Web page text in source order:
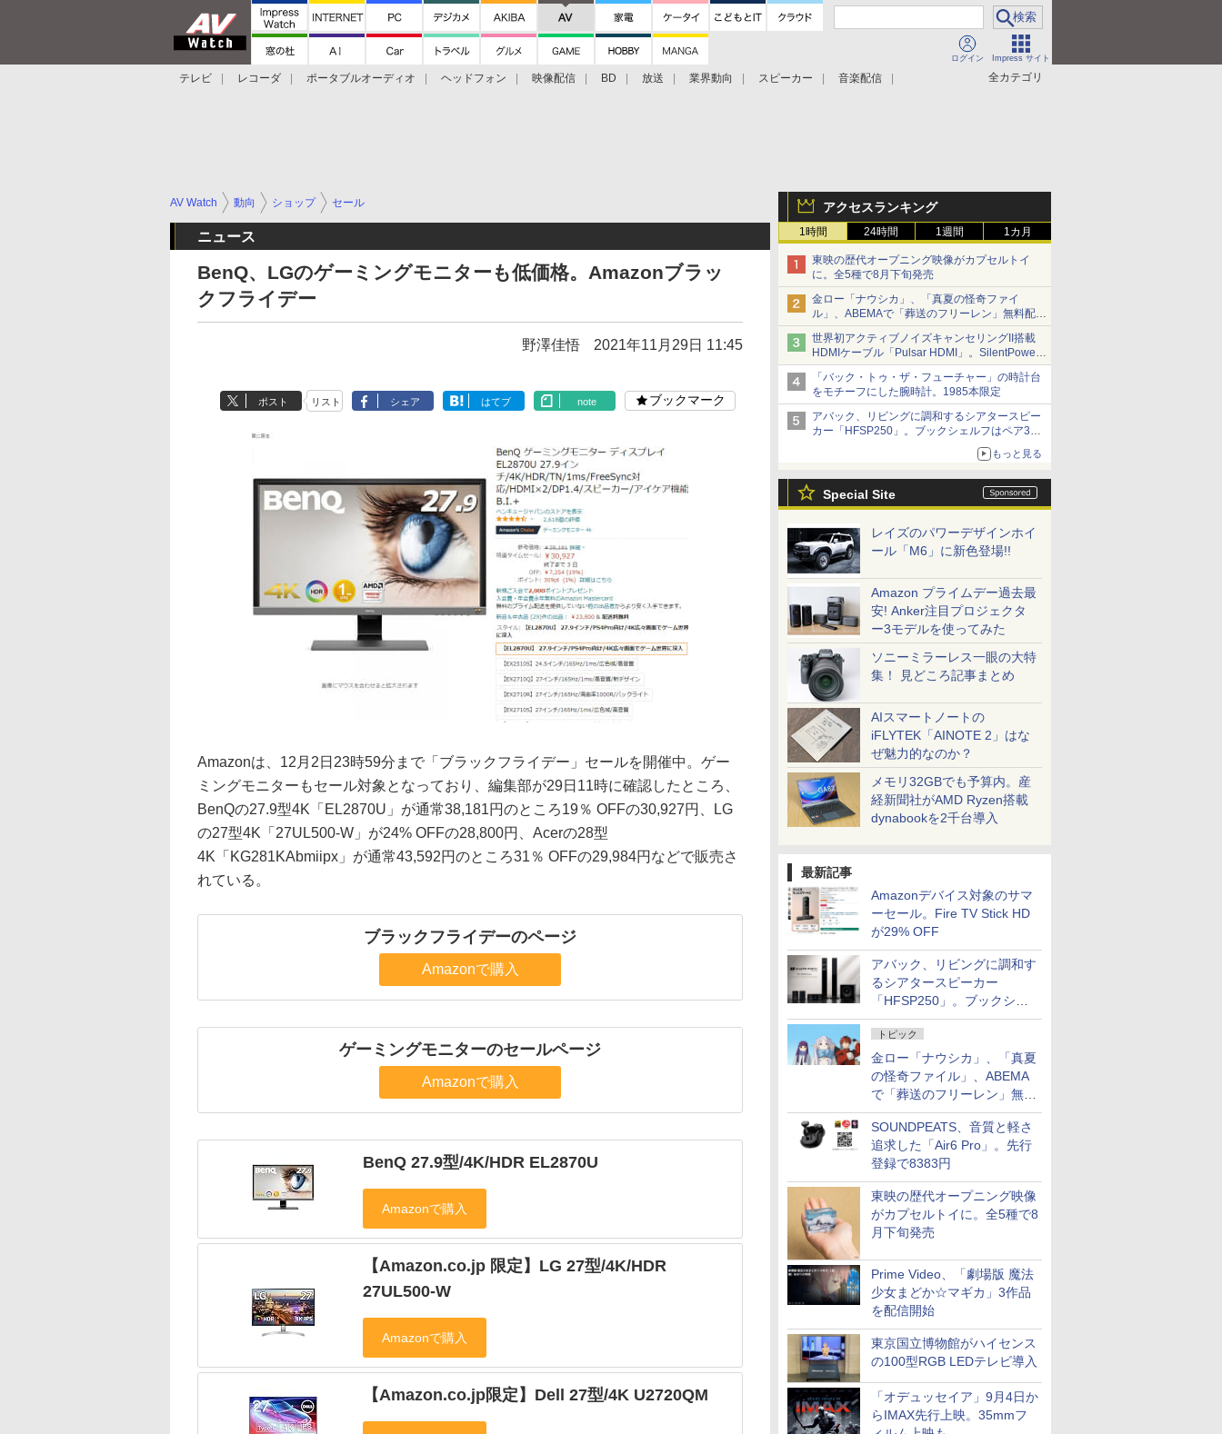
ログイン Impress サイト
全カテゴリ
テレビ レコーダ ポータブルオーディオ ヘッドフォン 映像配信 BD 放送 業界動向 スピーカー
音楽配信
アクセスランキング
1時間 24時間 1週間 1カ月
東映の歴代オープニング映像がカプセルトイ
に。全5種で8月下旬発売
金ロー「ナウシカ」、「真夏の怪奇ファイ
ル」、ABEMAで「葬送のフリーレン」無料配信
など。夏の特番・配信情報
世界初アクティブノイズキャンセリングII搭載
HDMIケーブル「Pulsar HDMI」。SilentPower
から
「バック・トゥ・ザ・フューチャー」の時計台
をモチーフにした腕時計。1985本限定
アバック、リビングに調和するシアタースピー
カー「HFSP250」。ブックシェルフはペア3万
もっと見る
Special Site
レイズのパワーデザインホイ
ール「M6」に新色登場!!
Amazon プライムデー過去最
安! Anker注目プロジェクタ
ー3モデルを使ってみた
ソニーミラーレス一眼の大特
集！ 見どころ記事まとめ
AIスマートノートの
iFLYTEK「AINOTE 2」はな
ぜ魅力的なのか？
メモリ32GBでも予算内。産
経新聞社がAMD Ryzen搭載
dynabookを2千台導入
最新記事
Amazonデバイス対象のサマ
ーセール。Fire TV Stick HD
が29% OFF
アバック、リビングに調和す
るシアタースピーカー
「HFSP250」。ブックシェ
ルフはペア3万円以下
トピック
金ロー「ナウシカ」、「真夏
の怪奇ファイル」、ABEMA
で「葬送のフリーレン」無料
配信など。夏の特番・配信情
報
SOUNDPEATS、音質と軽さ
追求した「Air6 Pro」。先行
登録で8383円
東映の歴代オープニング映像
がカプセルトイに。全5種で8
月下旬発売
Prime Video、「劇場版 魔法
少女まどか☆マギカ」3作品
を配信開始
東京国立博物館がハイセンス
の100型RGB LEDテレビ導入
「オデュッセイア」9月4日か
らIMAX先行上映。35mmフ
AV Watch 動向 ショップ セール
ニュース
BenQ、LGのゲーミングモニターも低価格。Amazonブラッ
クフライデー
野澤佳悟 2021年11月29日 11:45
ポスト リスト シェア はてブ note ブックマーク
Amazonは、12月2日23時59分まで「ブラックフライデー」セールを開催中。ゲー
ミングモニターもセール対象となっており、編集部が29日11時に確認したところ、
BenQの27.9型4K「EL2870U」が通常38,181円のところ19％ OFFの30,927円、LG
の27型4K「27UL500-W」が24% OFFの28,800円、Acerの28型
4K「KG281KAbmiipx」が通常43,592円のところ31％ OFFの29,984円などで販売さ
れている。
ブラックフライデーのページ
Amazonで購入
ゲーミングモニターのセールページ
Amazonで購入
BenQ 27.9型/4K/HDR EL2870U
【Amazon.co.jp 限定】LG 27型/4K/HDR
27UL500-W
【Amazon.co.jp限定】Dell 27型/4K U2720QM